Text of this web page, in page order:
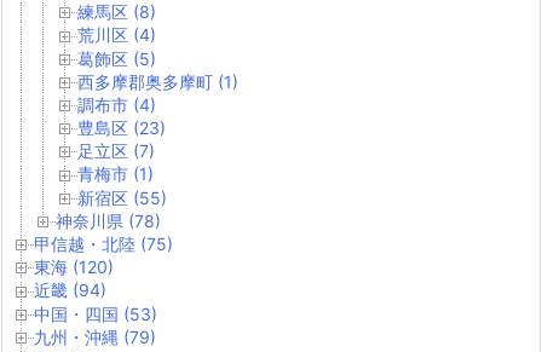
練馬区 (8)
荒川区 (4)
葛飾区 (5)
西多摩郡奥多摩町 (1)
調布市 (4)
豊島区 (23)
足立区 (7)
青梅市 (1)
新宿区 (55)
神奈川県 (78)
甲信越・北陸 (75)
東海 (120)
近畿 (94)
中国・四国 (53)
九州・沖縄 (79)